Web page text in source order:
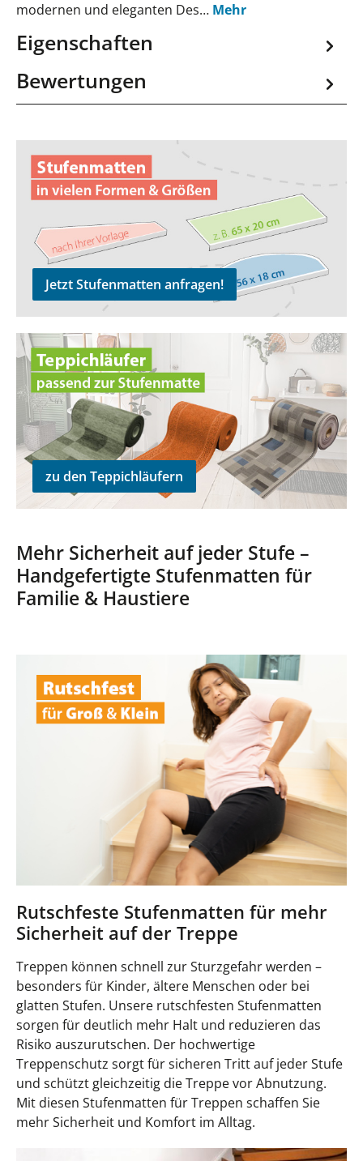
modernen und eleganten Des… Mehr
Eigenschaften
Bewertungen
Jetzt Stufenmatten anfragen!
zu den Teppichläufern
zu den Teppichläufern
Mehr Sicherheit auf jeder Stufe –
Handgefertigte Stufenmatten für
Familie & Haustiere
Rutschfeste Stufenmatten für mehr
Sicherheit auf der Treppe
Treppen können schnell zur Sturzgefahr werden –
besonders für Kinder, ältere Menschen oder bei
glatten Stufen. Unsere rutschfesten Stufenmatten
sorgen für deutlich mehr Halt und reduzieren das
Risiko auszurutschen. Der hochwertige
Treppenschutz sorgt für sicheren Tritt auf jeder Stufe
und schützt gleichzeitig die Treppe vor Abnutzung.
Mit diesen Stufenmatten für Treppen schaffen Sie
mehr Sicherheit und Komfort im Alltag.